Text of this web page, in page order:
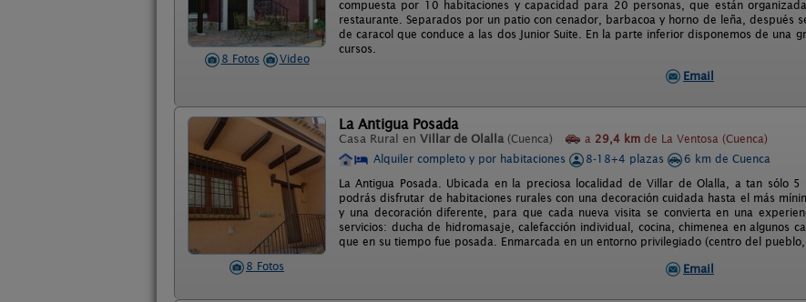
8 Fotos Video
compuesta por 10 habitaciones y capacidad para 20 personas, que están
restaurante. Separados por un patio con cenador, barbacoa y horno de leña, después
de caracol que conduce a las dos Junior Suite. En la parte inferior disponemos de una
cursos.
Email
8 Fotos
La Antigua Posada
Casa Rural en Villar de Olalla (Cuenca) a 29,4 km de La Ventosa (Cuenca)
Alquiler completo y por habitaciones
8-18+4 plazas
6 km de Cuenca
La Antigua Posada. Ubicada en la preciosa localidad de Villar de Olalla, a tan sólo
podrás disfrutar de habitaciones rurales con una decoración cuidada hasta el más
y una decoración diferente, para que cada nueva visita se convierta en una
servicios: ducha de hidromasaje, calefacción individual, cocina, chimenea en algunos
que en su tiempo fue posada. Enmarcada en un entorno privilegiado (centro del
Email